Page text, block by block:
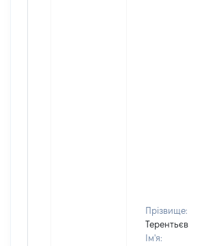
Прізвище:
Терентьєв
Ім'я: